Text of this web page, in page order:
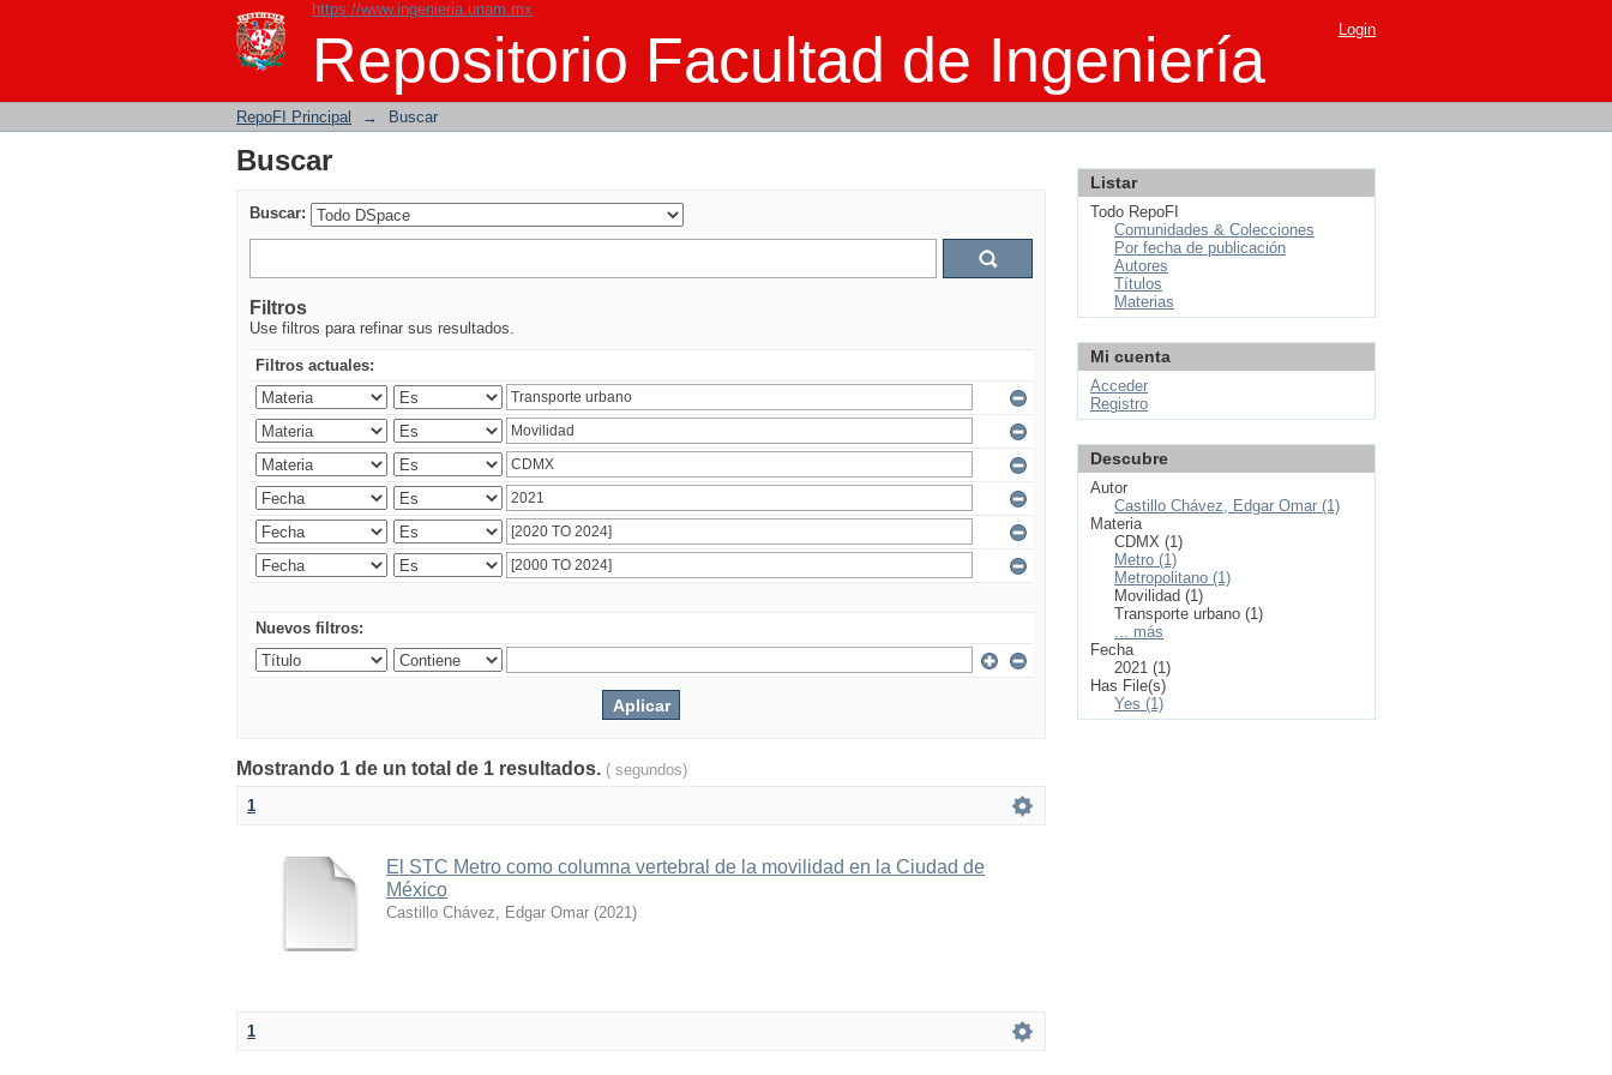
https://www.ingenieria.unam.mx
Repositorio Facultad de Ingeniería
Buscar Login
RepoFI Principal → Buscar
Buscar
Buscar:
Filtros
Use filtros para refinar sus resultados.
Filtros actuales:
Nuevos filtros:
Mostrando 1 de un total de 1 resultados. ( segundos)
1
El STC Metro como columna vertebral de la movilidad en la Ciudad de
México
Castillo Chávez, Edgar Omar (2021)
1
Listar
Todo RepoFI
Comunidades & Colecciones
Por fecha de publicación
Autores
Títulos
Materias
Mi cuenta
Acceder
Registro
Descubre
Autor
Castillo Chávez, Edgar Omar (1)
Materia
CDMX (1)
Metro (1)
Metropolitano (1)
Movilidad (1)
Transporte urbano (1)
... más
Fecha
2021 (1)
Has File(s)
Yes (1)